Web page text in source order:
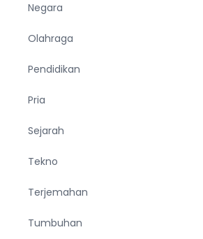
Negara
Olahraga
Pendidikan
Pria
Sejarah
Tekno
Terjemahan
Tumbuhan